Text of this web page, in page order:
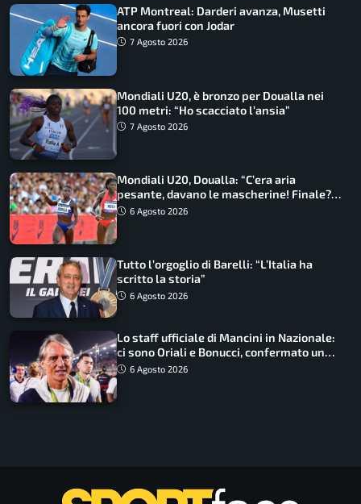
ATP Montreal: Darderi avanza, Musetti
ancora fuori con Jodar
7 Agosto 2026
Mondiali U20, è bronzo per Doualla nei
100 metri: “Ho scacciato l’ansia”
7 Agosto 2026
Mondiali U20, Doualla: “C’era aria
pesante, davano le mascherine! Finale?
Non ho nulla da perdere”
6 Agosto 2026
Tutto l’orgoglio di Barelli: “L’Italia ha
scritto la storia”
6 Agosto 2026
Lo staff ufficiale di Mancini in Nazionale:
ci sono Oriali e Bonucci, confermato un
ritorno
6 Agosto 2026